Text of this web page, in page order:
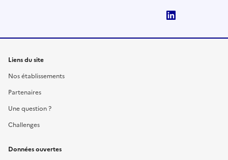
Liens du site
Nos établissements
Partenaires
Une question ?
Challenges
Données ouvertes